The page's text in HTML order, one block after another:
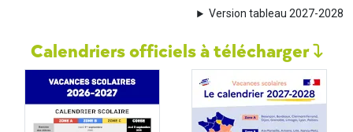
Version tableau 2027-2028
Calendriers officiels à télécharger